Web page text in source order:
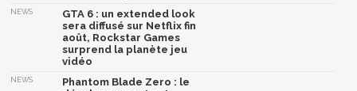
NEWS
GTA 6 : un extended look
sera diffusé sur Netflix fin
août, Rockstar Games
surprend la planète jeu
vidéo
NEWS
Phantom Blade Zero : le